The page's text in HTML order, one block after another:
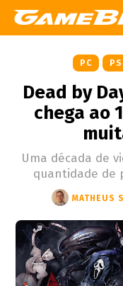
PC
Dead by
chega ao
Uma década de
quantidade de